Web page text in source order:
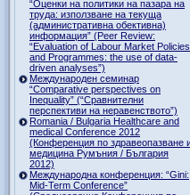
“Оценки на политики на пазара на
труда: използване на текуща
(административна обективна)
информация” (Peer Review:
“Evaluation of Labour Market Policies
and Programmes: the use of data-
driven analyses”)
Международен семинар
“Comparative perspectives on
Inequality” (“Сравнителни
перспективи на неравенството”)
Romania / Bulgaria Healthcare and
medical Conference 2012
(Конференция по здравеопазване и
медицина Румъния / България
2012)
Международна конференция: “Gini:
Mid-Term Conference”